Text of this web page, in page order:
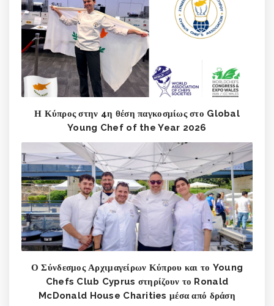
Η Κύπρος στην 4η θέση παγκοσμίως στο Global
Young Chef of the Year 2026
Ο Σύνδεσμος Αρχιμαγείρων Κύπρου και το Young
Chefs Club Cyprus στηρίζουν το Ronald
McDonald House Charities μέσα από δράση